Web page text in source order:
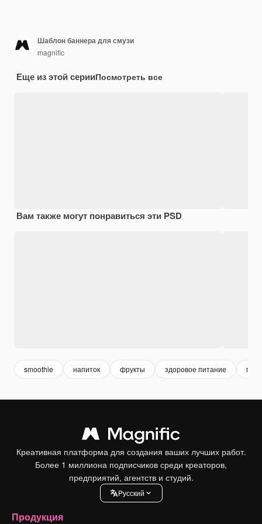
Шаблон баннера для смузи
magnific
Еще из этой серииПосмотреть все
Вам также могут понравиться эти PSD
smoothie напиток фрукты здоровое питание
Креативная платформа для создания ваших лучших работ.
Более 1 миллиона подписчиков среди креаторов,
предприятий, агентств и студий.
Pусский
Продукция